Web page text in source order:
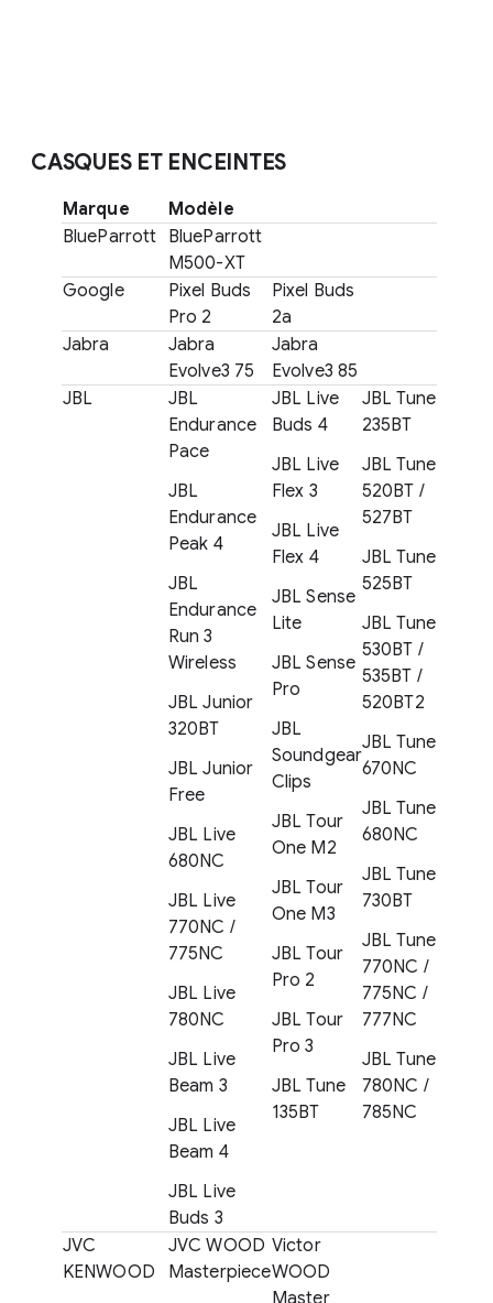
CASQUES ET ENCEINTES
Marque
Modèle
BlueParrott BlueParrott
M500-XT
Google
Pixel Buds
Pro 2
Pixel Buds
2a
Jabra
Jabra
Evolve3 75
Jabra
Evolve3 85
JBL
JBL
Endurance
Pace
JBL
Endurance
Peak 4
JBL
Endurance
Run 3
Wireless
JBL Junior
320BT
JBL Junior
Free
JBL Live
680NC
JBL Live
770NC /
775NC
JBL Live
780NC
JBL Live
Beam 3
JBL Live
Beam 4
JBL Live
Buds 3
JBL Live
Buds 4
JBL Live
Flex 3
JBL Live
Flex 4
JBL Sense
Lite
JBL Sense
Pro
JBL
Soundgear
Clips
JBL Tour
One M2
JBL Tour
One M3
JBL Tour
Pro 2
JBL Tour
Pro 3
JBL Tune
135BT
JBL Tune
235BT
JBL Tune
520BT /
527BT
JBL Tune
525BT
JBL Tune
530BT /
535BT /
520BT2
JBL Tune
670NC
JBL Tune
680NC
JBL Tune
730BT
JBL Tune
770NC /
775NC /
777NC
JBL Tune
780NC /
785NC
JVC
KENWOOD
JVC WOOD
Masterpiece
Victor
WOOD
Master